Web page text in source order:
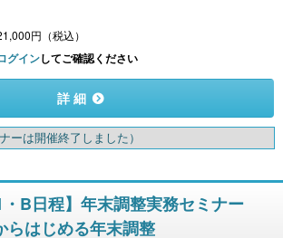
円（税込）
グインしてご確認ください
詳 細
ーは開催終了しました）
・B日程】年末調整実務セミナー
はじめる年末調整